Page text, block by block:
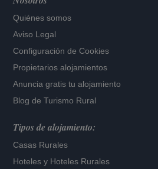
Quiénes somos
Aviso Legal
Configuración de Cookies
Propietarios alojamientos
Anuncia gratis tu alojamiento
Blog de Turismo Rural
Tipos de alojamiento:
Casas Rurales
Hoteles y Hoteles Rurales